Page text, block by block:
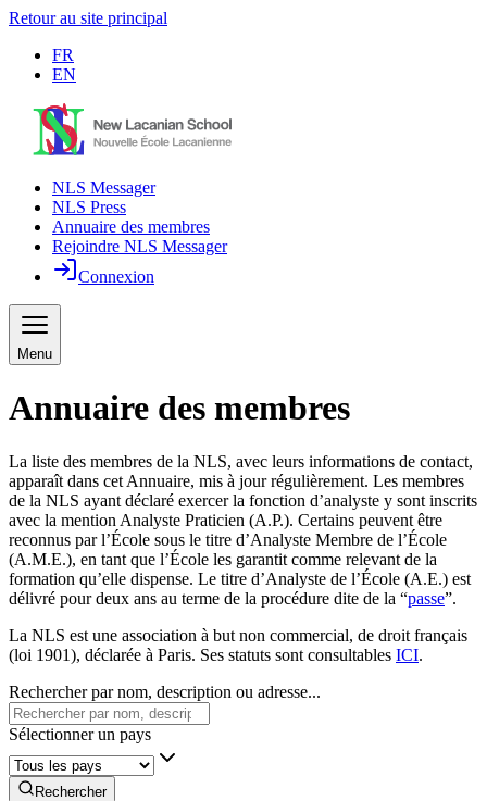
Retour au site principal
FR
EN
NLS Messager
NLS Press
Annuaire des membres
Rejoindre NLS Messager
Connexion
Menu
Annuaire des membres
La liste des membres de la NLS, avec leurs informations de contact,
apparaît dans cet Annuaire, mis à jour régulièrement. Les membres
de la NLS ayant déclaré exercer la fonction d’analyste y sont inscrits
avec la mention Analyste Praticien (A.P.). Certains peuvent être
reconnus par l’École sous le titre d’Analyste Membre de l’École
(A.M.E.), en tant que l’École les garantit comme relevant de la
formation qu’elle dispense. Le titre d’Analyste de l’École (A.E.) est
délivré pour deux ans au terme de la procédure dite de la “passe”.
La NLS est une association à but non commercial, de droit français
(loi 1901), déclarée à Paris. Ses statuts sont consultables ICI.
Rechercher par nom, description ou adresse...
Sélectionner un pays
Rechercher